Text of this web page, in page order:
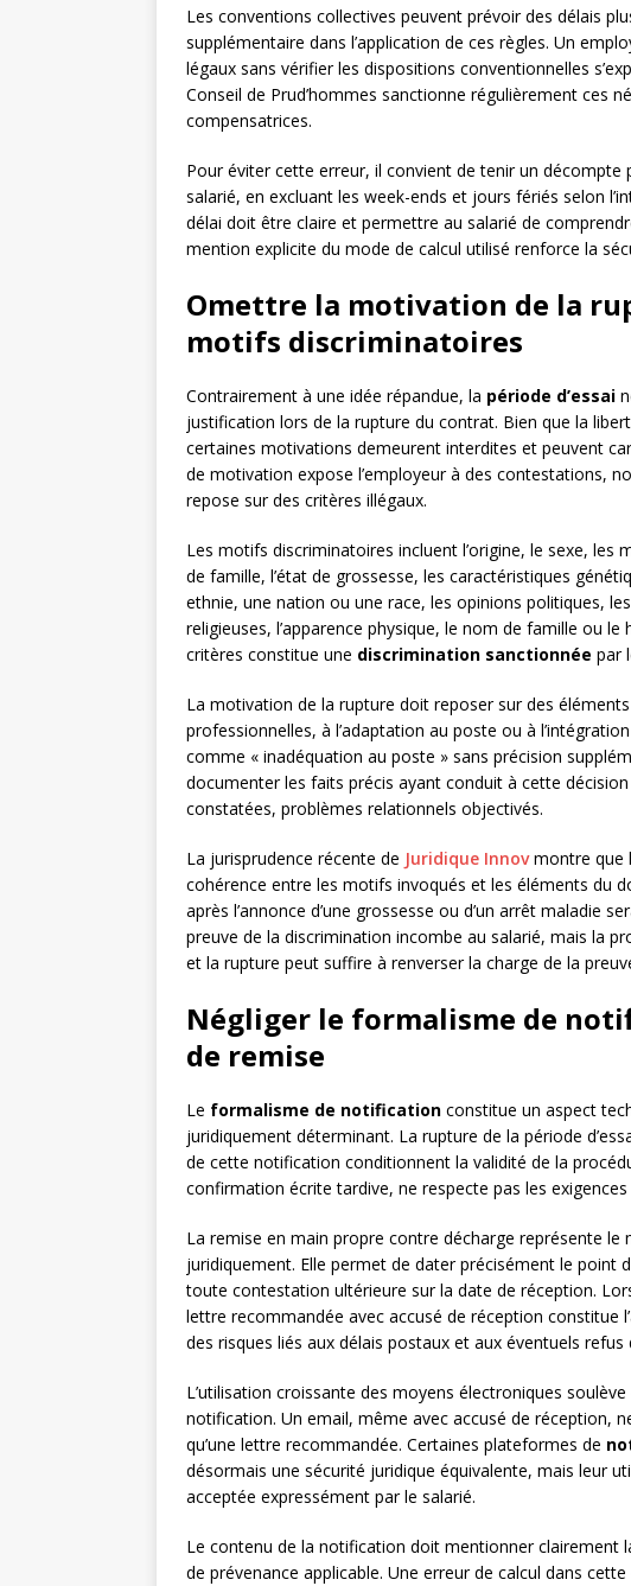
Les conventions collectives peuvent prévoir des délais
supplémentaire dans l’application de ces règles. Un
légaux sans vérifier les dispositions conventionnelles
Conseil de Prud’hommes sanctionne régulièrement ces
compensatrices.
Pour éviter cette erreur, il convient de tenir un décompte
salarié, en excluant les week-ends et jours fériés selon
délai doit être claire et permettre au salarié de
mention explicite du mode de calcul utilisé renforce la
Omettre la motivation de la
motifs discriminatoires
Contrairement à une idée répandue, la période d’essai
justification lors de la rupture du contrat. Bien que la
certaines motivations demeurent interdites et peuvent
de motivation expose l’employeur à des contestations,
repose sur des critères illégaux.
Les motifs discriminatoires incluent l’origine, le sexe, les
de famille, l’état de grossesse, les caractéristiques
ethnie, une nation ou une race, les opinions politiques,
religieuses, l’apparence physique, le nom de famille ou le
critères constitue une discrimination sanctionnée par
La motivation de la rupture doit reposer sur des
professionnelles, à l’adaptation au poste ou à
comme « inadéquation au poste » sans précision
documenter les faits précis ayant conduit à cette
constatées, problèmes relationnels objectivés.
La jurisprudence récente de Juridique Innovmontre que
cohérence entre les motifs invoqués et les éléments du
après l’annonce d’une grossesse ou d’un arrêt maladie
preuve de la discrimination incombe au salarié, mais la
et la rupture peut suffire à renverser la charge de la
Négliger le formalisme de
de remise
Le formalisme de notification constitue un aspect
juridiquement déterminant. La rupture de la période
de cette notification conditionnent la validité de la
confirmation écrite tardive, ne respecte pas les
La remise en main propre contre décharge représente
juridiquement. Elle permet de dater précisément le point
toute contestation ultérieure sur la date de réception.
lettre recommandée avec accusé de réception constitue
des risques liés aux délais postaux et aux éventuels refus
L’utilisation croissante des moyens électroniques
notification. Un email, même avec accusé de réception,
qu’une lettre recommandée. Certaines plateformes de
désormais une sécurité juridique équivalente, mais leur
acceptée expressément par le salarié.
Le contenu de la notification doit mentionner clairement
de prévenance applicable. Une erreur de calcul dans